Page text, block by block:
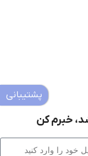
خبرم کن
پشتیبانی